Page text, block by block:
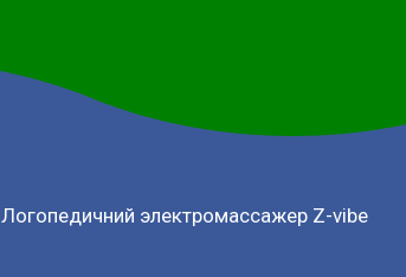
Логопедичний электромассажер Z-vibe